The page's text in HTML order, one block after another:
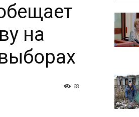
на
68